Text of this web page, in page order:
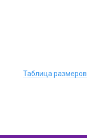
Таблица размеров